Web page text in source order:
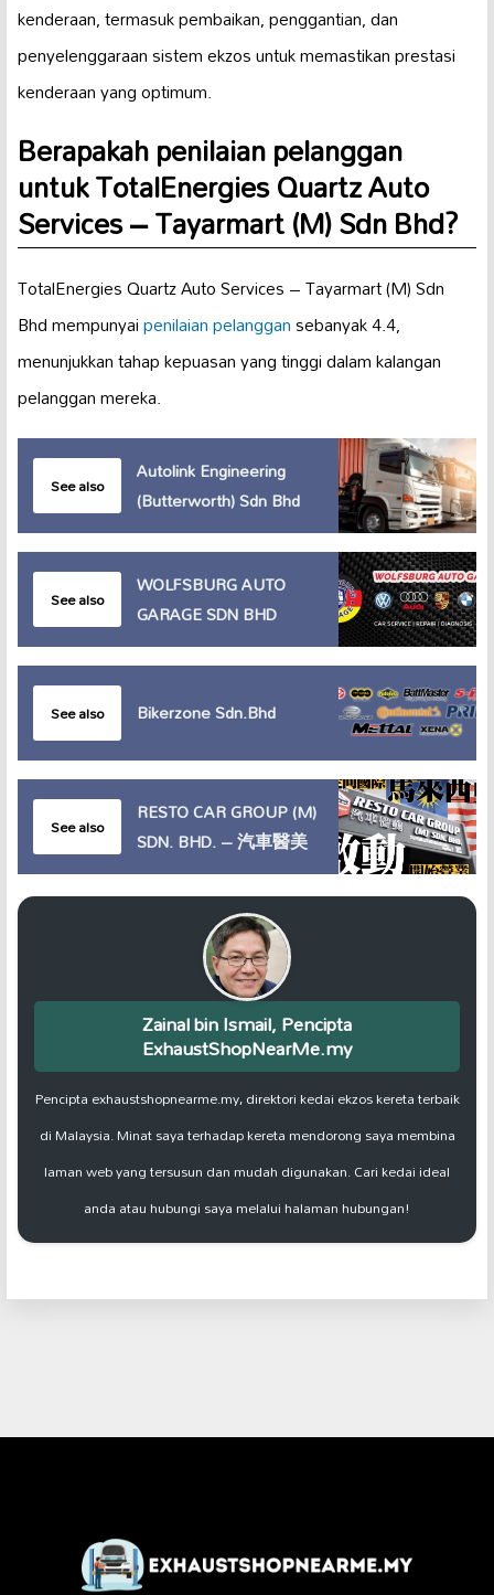
kenderaan, termasuk pembaikan, penggantian, dan
penyelenggaraan sistem ekzos untuk memastikan prestasi
kenderaan yang optimum.
Berapakah penilaian pelanggan
untuk TotalEnergies Quartz Auto
Services – Tayarmart (M) Sdn Bhd?
TotalEnergies Quartz Auto Services – Tayarmart (M) Sdn
Bhd mempunyaipenilaian pelanggansebanyak 4.4,
menunjukkan tahap kepuasan yang tinggi dalam kalangan
pelanggan mereka.
See also
Autolink Engineering
(Butterworth) Sdn Bhd
See also
WOLFSBURG AUTO
GARAGE SDN BHD
See also Bikerzone Sdn.Bhd
See also
RESTO CAR GROUP (M)
SDN. BHD. – 汽車醫美
Zainal bin Ismail, Pencipta
ExhaustShopNearMe.my
Pencipta exhaustshopnearme.my, direktori kedai ekzos kereta terbaik
di Malaysia. Minat saya terhadap kereta mendorong saya membina
laman web yang tersusun dan mudah digunakan. Cari kedai ideal
anda atau hubungi saya melalui halaman hubungan!